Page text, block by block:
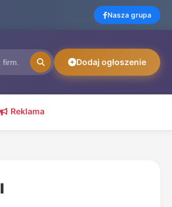
Nasza grupa
Dodaj ogłoszenie
Reklama